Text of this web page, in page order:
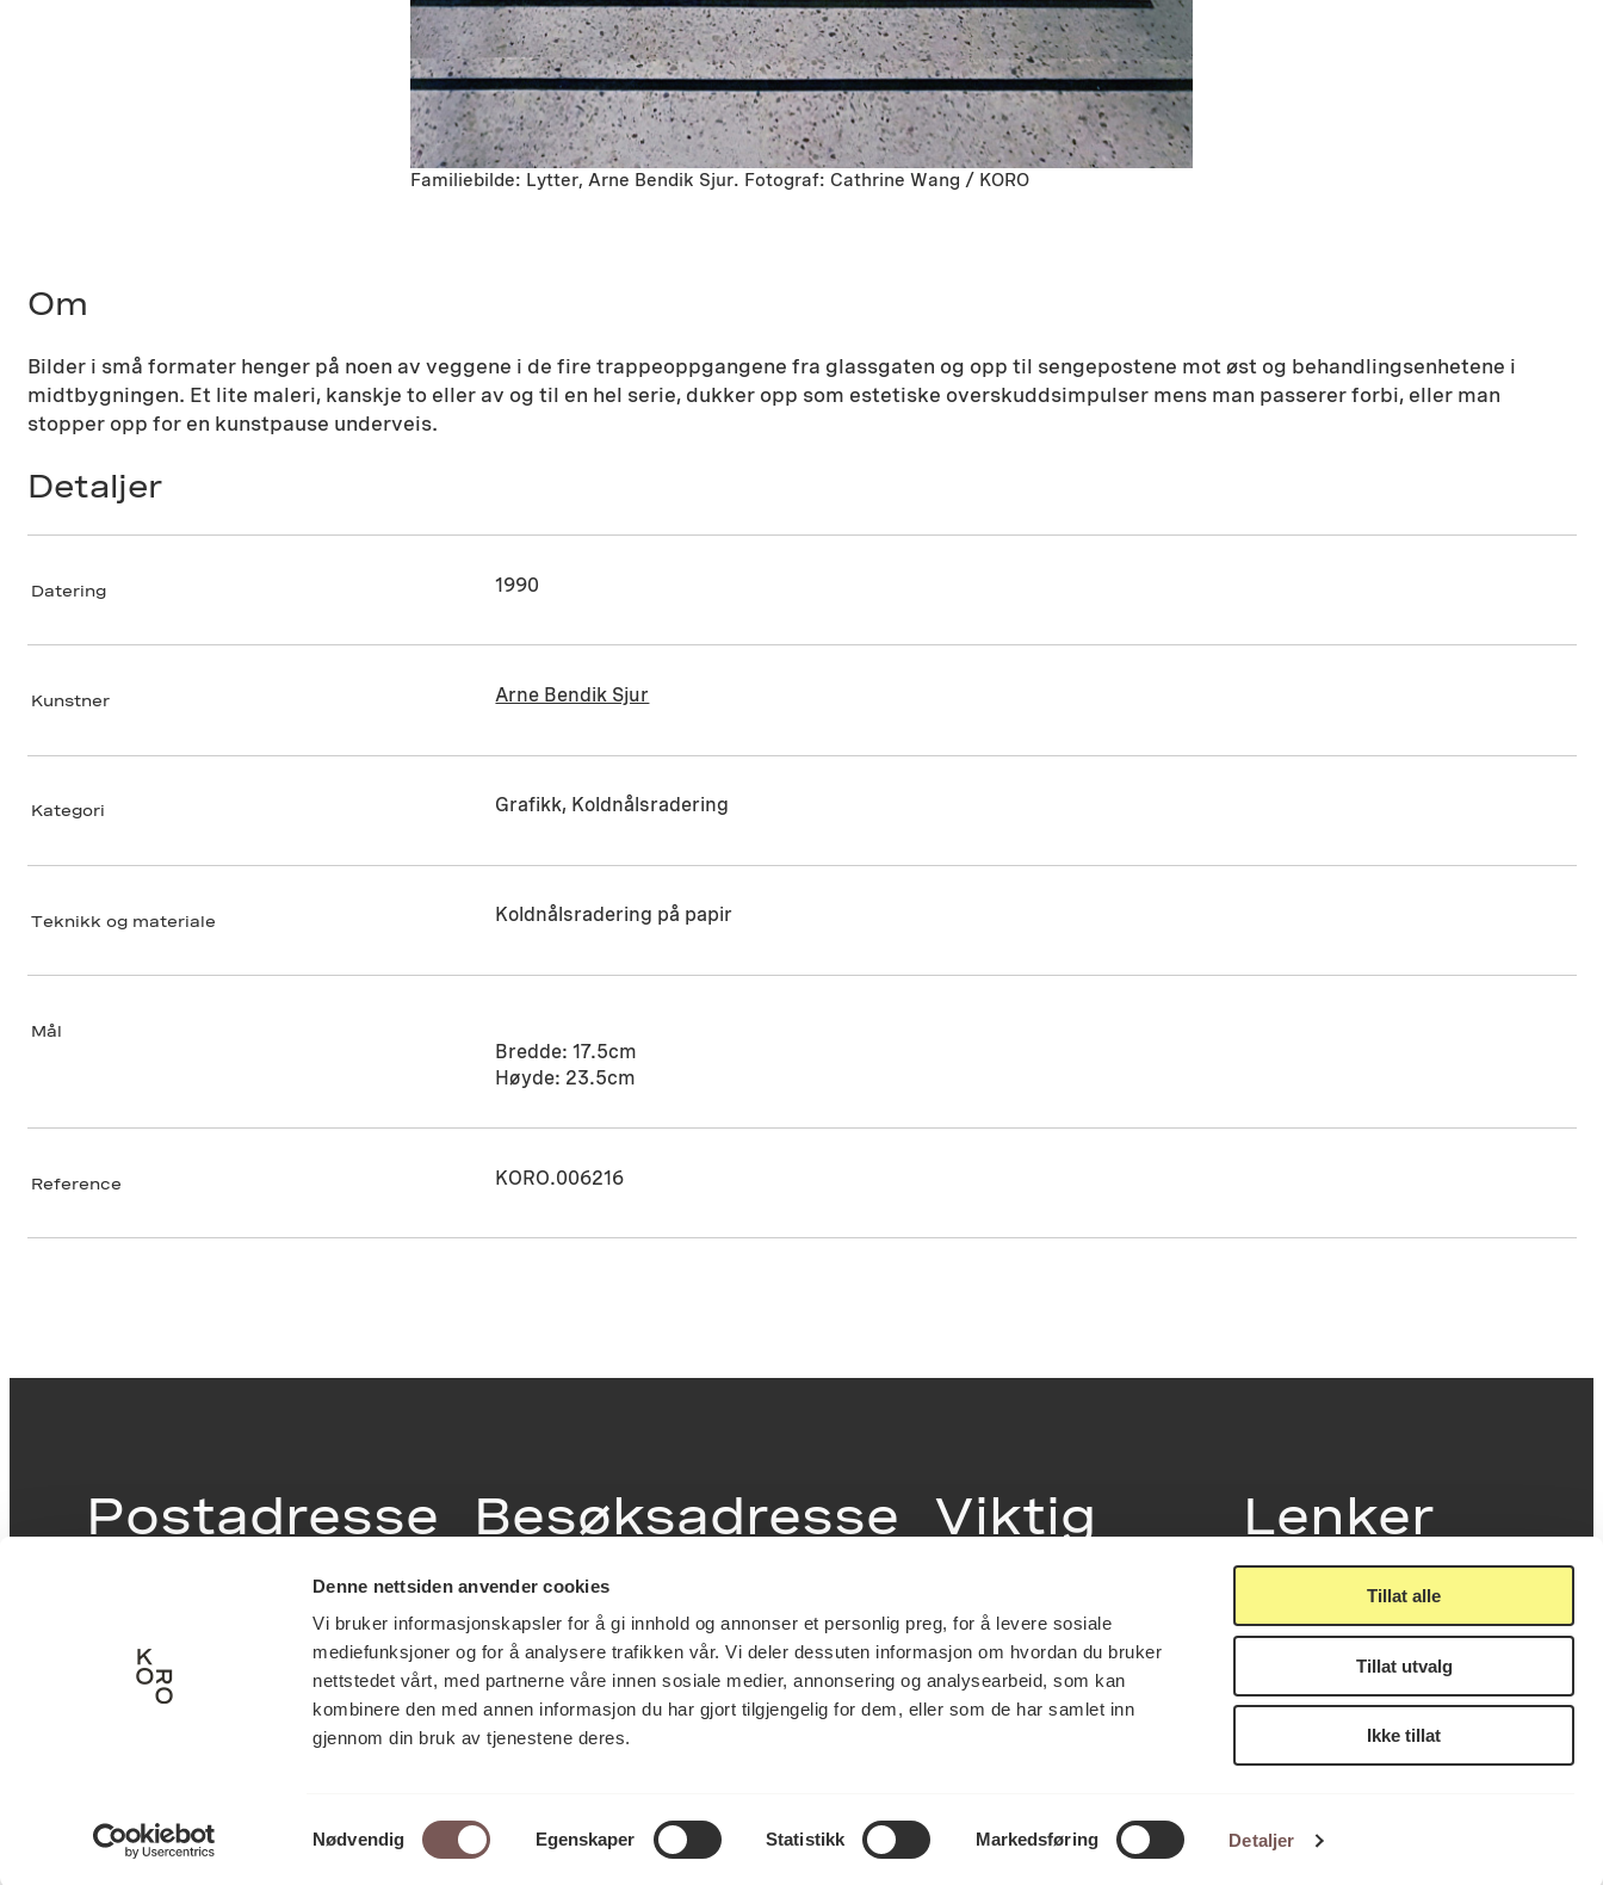
Denne nettsiden anvender cookies
Vi bruker informasjonskapsler for å gi innhold og annonser et personlig preg, for å levere sosiale
mediefunksjoner og for å analysere trafikken vår. Vi deler dessuten informasjon om hvordan du bruker
nettstedet vårt, med partnerne våre innen sosiale medier, annonsering og analysearbeid, som kan
kombinere den med annen informasjon du har gjort tilgjengelig for dem, eller som de har samlet inn
gjennom din bruk av tjenestene deres.
Samtykkevalg
Nødvendig Egenskaper Statistikk Markedsføring Detaljer
Tillat alle
Tillat utvalg
Ikke tillat
Familiebilde: Lytter, Arne Bendik Sjur. Fotograf: Cathrine Wang / KORO
Om
Bilder i små formater henger på noen av veggene i de fire trappeoppgangene fra glassgaten og opp til sengepostene mot øst og behandlingsenhetene i
midtbygningen. Et lite maleri, kanskje to eller av og til en hel serie, dukker opp som estetiske overskuddsimpulser mens man passerer forbi, eller man
stopper opp for en kunstpause underveis.
Detaljer
Datering 1990
Kunstner Arne Bendik Sjur
Kategori Grafikk, Koldnålsradering
Teknikk og materiale Koldnålsradering på papir
Mål
Bredde: 17.5cm
Høyde: 23.5cm
Reference KORO.006216
Postadresse
0130 Oslo
Besøksadresse
inngang Løkkeveien,
0251 Oslo
Viktig
Utbetaling og fakturering
Personvernerklæring
Lenker
Nyhetsbrev
Offentlig postjournal
Oppdragsportalen
Tilgjengelighetserklæring